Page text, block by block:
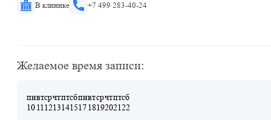
В клинике +7 499 283-40-24
Желаемое время записи:
пн
10
вт
11
ср
12
чт
13
пт
14
сб
15
пн
17
вт
18
ср
19
чт
20
пт
21
сб
22